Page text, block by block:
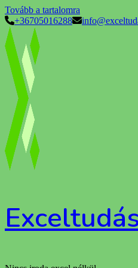
Tovább a tartalomra
+36705016288